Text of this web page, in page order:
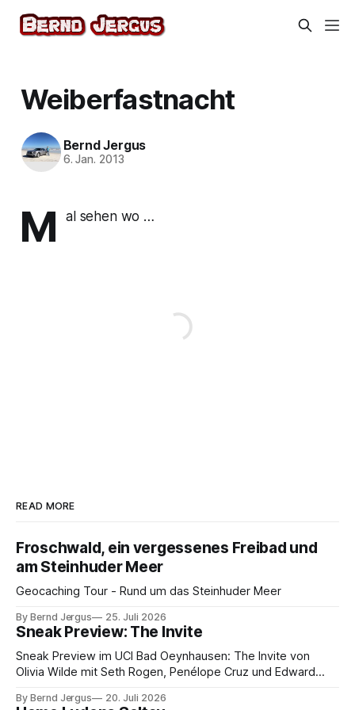
Weiberfastnacht
Bernd Jergus
6. Jan. 2013
M al sehen wo …
READ MORE
Froschwald, ein vergessenes Freibad und
am Steinhuder Meer
Geocaching Tour - Rund um das Steinhuder Meer
By Bernd Jergus 25. Juli 2026
Sneak Preview: The Invite
Sneak Preview im UCI Bad Oeynhausen: The Invite von
Olivia Wilde mit Seth Rogen, Penélope Cruz und Edward
By Bernd Jergus 20. Juli 2026